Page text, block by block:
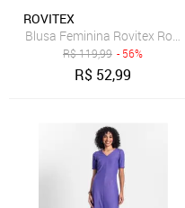
ROVITEX
Blusa Feminina Rovitex Roxo
R$119,99 - 56%
R$ 52,99